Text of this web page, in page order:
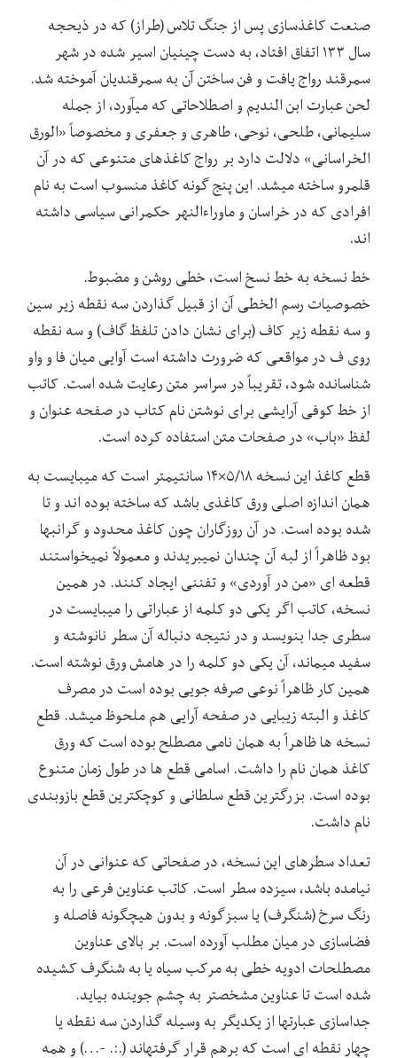
صنعت کاغذسازی پس از جنگ تلاس (طراز) که در ذیحجه
سال ۱۳۳ اتفاق افتاد، به دست چینیان اسیر شده در شهر
سمرقند رواج یافت و فن ساختن آن به سمرقندیان آموخته شد.
لحن عبارت ابن الندیم و اصطلاحاتی که میآورد، از جمله
سلیمانی، طلحی، نوحی، طاهری و جعفری و مخصوصاً «الورق
الخراسانی» دلالت دارد بر رواج کاغذهای متنوعی که در آن
قلمرو ساخته میشد. این پنج گونه کاغذ منسوب است به نام
افرادی که در خراسان و ماوراءالنهر حکمرانی سیاسی داشته
اند.
خط نسخه به خط نسخ است، خطی روشن و مضبوط.
خصوصیات رسم الخطی آن از قبیل گذاردن سه نقطه زیر سین
و سه نقطه زیر کاف (برای نشان دادن تلفظ گاف) و سه نقطه
روی ف در مواقعی که ضرورت داشته است آوایی میان فا و واو
شناسانده شود، تقریباً در سراسر متن رعایت شده است. کاتب
از خط کوفی آرایشی برای نوشتن نام کتاب در صفحه عنوان و
لفظ «باب» در صفحات متن استفاده کرده است.
قطع کاغذ این نسخه ۵/۱۸×۱۴ سانتیمتر است که میبایست به
همان اندازه اصلی ورق کاغذی باشد که ساخته بوده اند و تا
شده بوده است. در آن روزگاران چون کاغذ محدود و گرانبها
بود ظاهراً از لبه آن چندان نمیبریدند و معمولاً نمیخواستند
قطعه ای «من در آوردی» و تفننی ایجاد کنند. در همین
نسخه، کاتب اگر یکی دو کلمه از عباراتی را میبایست در
سطری جدا بنویسد و در نتیجه دنباله آن سطر نانوشته و
سفید میماند، آن یکی دو کلمه را در هامش ورق نوشته است.
همین کار ظاهراً نوعی صرفه جویی بوده است در مصرف
کاغذ و البته زیبایی در صفحه آرایی هم ملحوظ میشد. قطع
نسخه ها ظاهراً به همان نامی مصطلح بوده است که ورق
کاغذ همان نام را داشت. اسامی قطع ها در طول زمان متنوع
بوده است. بزرگترین قطع سلطانی و کوچکترین قطع بازوبندی
نام داشت.
تعداد سطرهای این نسخه، در صفحاتی که عنوانی در آن
نیامده باشد، سیزده سطر است. کاتب عناوین فرعی را به
رنگ سرخ (شنگرف) یا سبزگونه و بدون هیچگونه فاصله و
فضاسازی در میان مطلب آورده است. بر بالای عناوین
مصطلحات ادویه خطی به مرکب سیاه یا به شنگرف کشیده
شده است تا عناوین مشخصتر به چشم جوینده بیاید.
جداسازی عبارتها از یکدیگر به وسیله گذاردن سه نقطه یا
چهار نقطه ای است که برهم قرار گرفتهاند (.:. -…) و همه